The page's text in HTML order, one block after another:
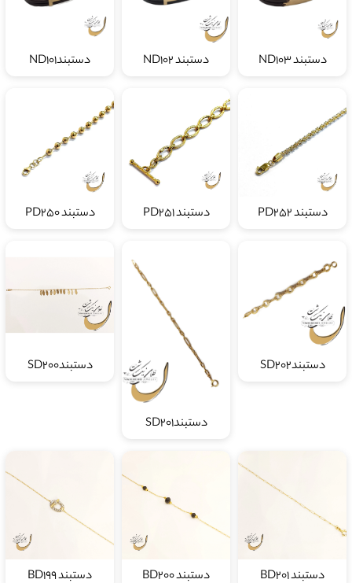
دستبند ND103 دستبند ND102 دستبندND101
دستبند PD252 دستبند PD251 دستبند PD250
دستبندSD202
دستبندSD201
دستبندSD200
دستبند BD201 دستبند BD200 دستبند BD199